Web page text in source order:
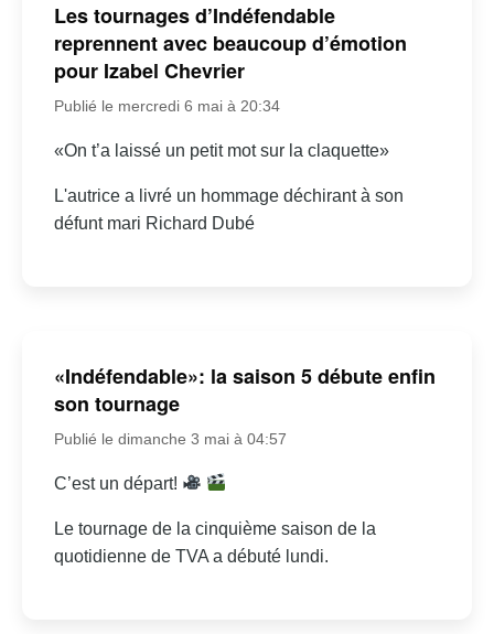
Les tournages d’Indéfendable
reprennent avec beaucoup d’émotion
pour Izabel Chevrier
Publié le mercredi 6 mai à 20:34
«On t’a laissé un petit mot sur la claquette»
L'autrice a livré un hommage déchirant à son
défunt mari Richard Dubé
«Indéfendable»: la saison 5 débute enfin
son tournage
Publié le dimanche 3 mai à 04:57
C’est un départ!
Le tournage de la cinquième saison de la
quotidienne de TVA a débuté lundi.